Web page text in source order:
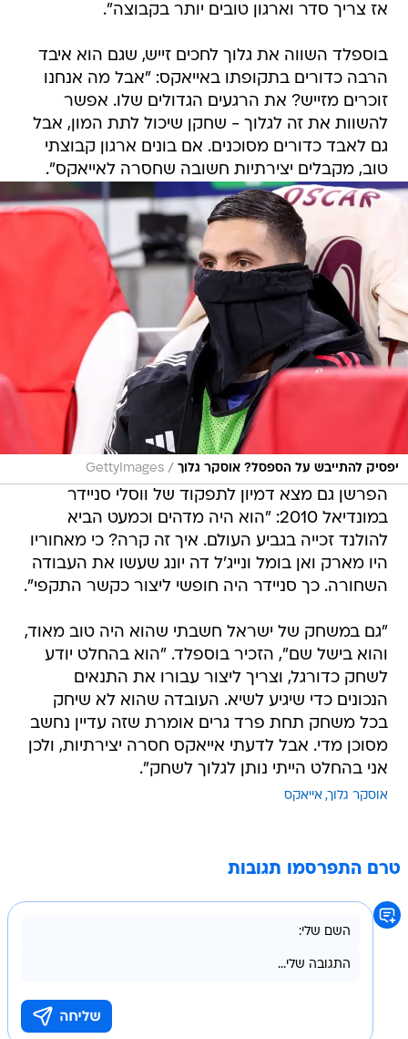
אז צריך סדר וארגון טובים יותר בקבוצה".
בוספלד השווה את גלוך לחכים זייש, שגם הוא איבד
הרבה כדורים בתקופתו באייאקס: "אבל מה אנחנו
זוכרים מזייש? את הרגעים הגדולים שלו. אפשר
להשוות את זה לגלוך - שחקן שיכול לתת המון, אבל
גם לאבד כדורים מסוכנים. אם בונים ארגון קבוצתי
טוב, מקבלים יצירתיות חשובה שחסרה לאייאקס".
יפסיק להתייבש על הספסל? אוסקר גלוך /
GettyImages
הפרשן גם מצא דמיון לתפקוד של ווסלי סניידר
במונדיאל 2010: "הוא היה מדהים וכמעט הביא
להולנד זכייה בגביע העולם. איך זה קרה? כי מאחוריו
היו מארק ואן בומל ונייג'ל דה יונג שעשו את העבודה
השחורה. כך סניידר היה חופשי ליצור כקשר התקפי".
"גם במשחק של ישראל חשבתי שהוא היה טוב מאוד,
והוא בישל שם", הזכיר בוספלד. "הוא בהחלט יודע
לשחק כדורגל, וצריך ליצור עבורו את התנאים
הנכונים כדי שיגיע לשיא. העובדה שהוא לא שיחק
בכל משחק תחת פרד גרים אומרת שזה עדיין נחשב
מסוכן מדי. אבל לדעתי אייאקס חסרה יצירתיות, ולכן
אני בהחלט הייתי נותן לגלוך לשחק".
אוסקר גלוך אייאקס
טרם התפרסמו תגובות